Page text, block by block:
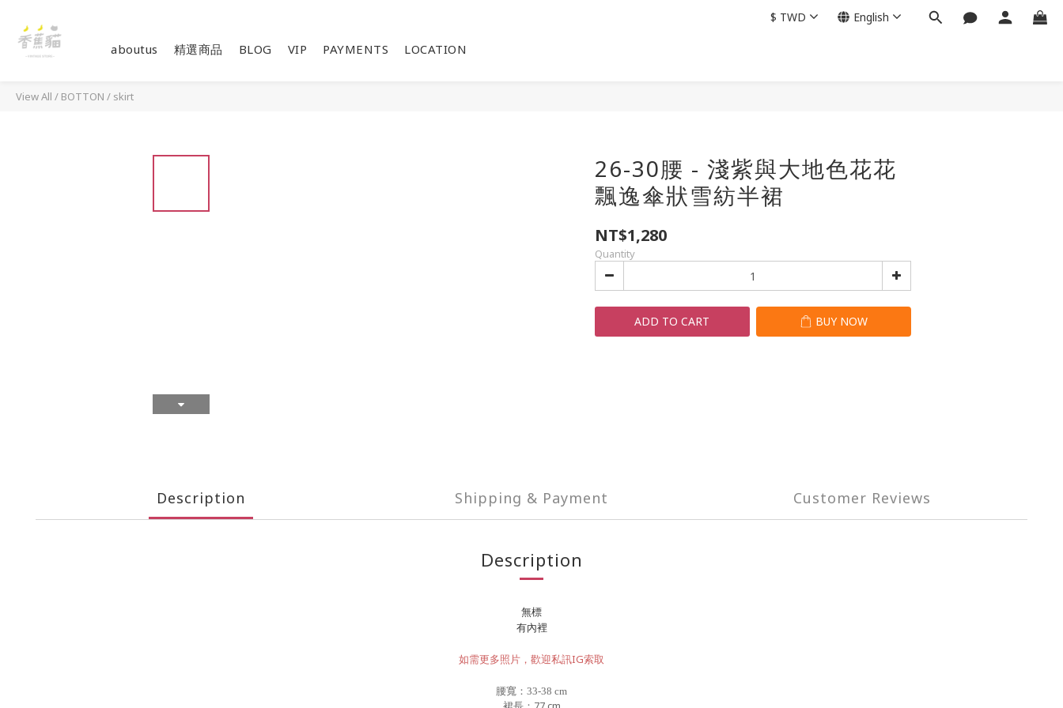
aboutus 精選商品 BLOG VIP PAYMENTS LOCATION
$ TWD English
View All / BOTTON / skirt
26-30腰 - 淺紫與大地色花花
飄逸傘狀雪紡半裙
NT$1,280
Quantity
ADD TO CART BUY NOW
Description Shipping & Payment Customer Reviews
Description
無標
有內裡
如需更多照片，歡迎私訊IG索取
腰寬：33-38 cm